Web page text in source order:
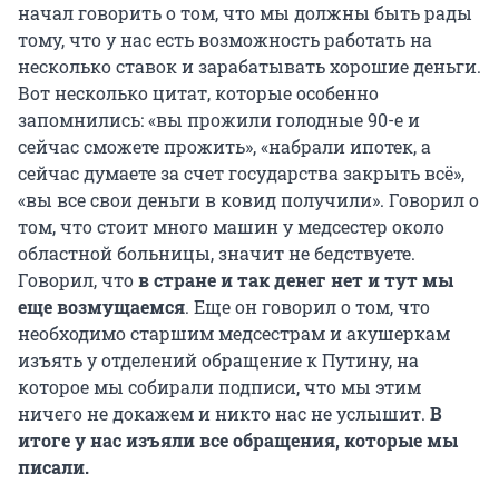
начал говорить о том, что мы должны быть рады
тому, что у нас есть возможность работать на
несколько ставок и зарабатывать хорошие деньги.
Вот несколько цитат, которые особенно
запомнились: «вы прожили голодные 90-е и
сейчас сможете прожить», «набрали ипотек, а
сейчас думаете за счет государства закрыть всё»,
«вы все свои деньги в ковид получили». Говорил о
том, что стоит много машин у медсестер около
областной больницы, значит не бедствуете.
Говорил, чтов стране и так денег нет и тут мы
еще возмущаемся. Еще он говорил о том, что
необходимо старшим медсестрам и акушеркам
изъять у отделений обращение к Путину, на
которое мы собирали подписи, что мы этим
ничего не докажем и никто нас не услышит. В
итоге у нас изъяли все обращения, которые мы
писали.